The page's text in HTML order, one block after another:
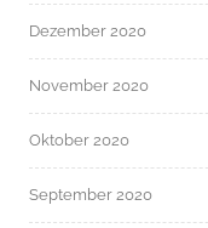
Dezember 2020
November 2020
Oktober 2020
September 2020